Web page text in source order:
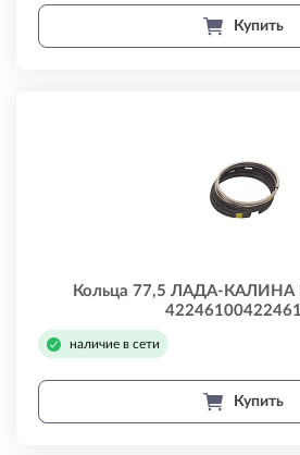
Купить
Кольца 77,5 ЛАДА-КАЛИНА
наличие в сети
Купить